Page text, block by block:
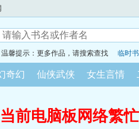
温馨提示：更多作品，请搜索查找 临时
奇幻 仙侠武侠 女生言情
当前电脑板网络繁